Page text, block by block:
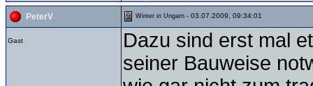
PeterV Winter in Ungarn - 03.07.2009, 09:34:01
Gast
Dazu sind erst mal
seiner Bauweise